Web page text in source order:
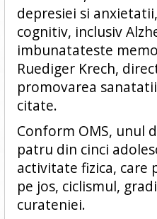
depresiei si
cognitiv, inclusiv
imbunatateste
Ruediger Krech,
promovarea
citate.
Conform OMS, unul
patru din cinci
activitate fizica, care
pe jos, ciclismul,
curateniei.